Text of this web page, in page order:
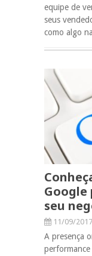
equipe de
seus
como algo
Google
seu
11/09/2017
A presença